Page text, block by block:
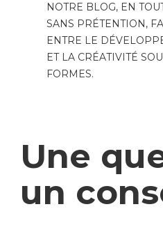
NOTRE BLOG, EN
SANS PRÉTENTION,
ENTRE LE
ET LA CRÉATIVITÉ
FORMES.
Une
un